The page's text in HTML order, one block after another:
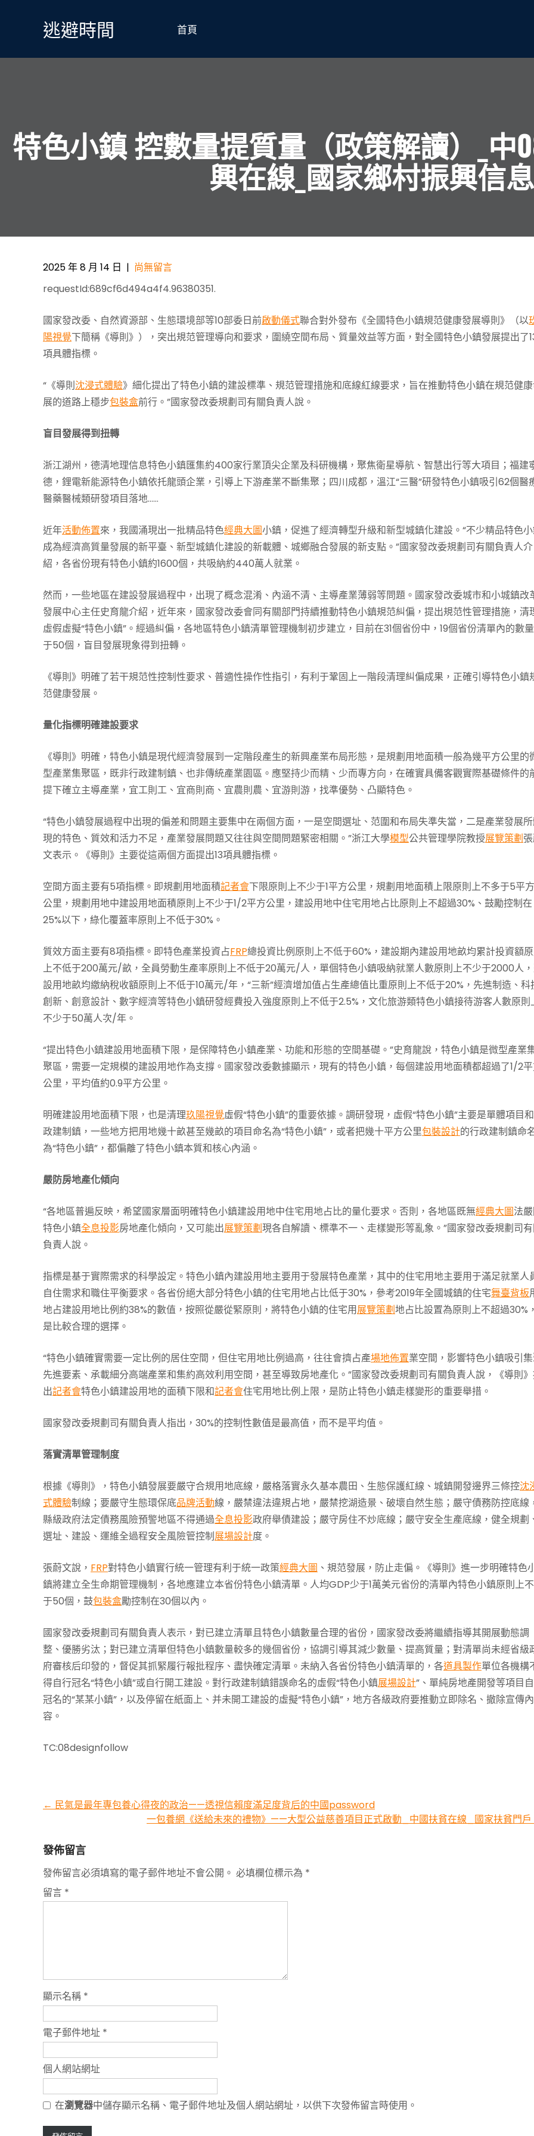
逃避時間 首頁
特色小鎮 控數量提質量（政策解讀）_中
興在線_國家鄉村振興信
2025 年 8 月 14 日 | 尚無留言
requestId:689cf6d494a4f4.96380351.
國家發改委、自然資源部、生態環境部等10部委日前啟動儀式聯合對外發布《全國特色小鎮規范健康發展導則》（以
陽視覺下簡稱《導則》），突出規范管理導向和要求，圍繞空間布局、質量效益等方面，對全國特色小鎮發展提出了
項具體指標。
“《導則沈浸式體驗》細化提出了特色小鎮的建設標準、規范管理措施和底線紅線要求，旨在推動特色小鎮在規范健
展的道路上穩步包裝盒前行。”國家發改委規劃司有關負責人說。
盲目發展得到扭轉
浙江湖州，德清地理信息特色小鎮匯集約400家行業頂尖企業及科研機構，聚焦衛星導航、智慧出行等大項目；福建
德，鋰電新能源特色小鎮依托龍頭企業，引導上下游產業不斷集聚；四川成都，溫江“三醫”研發特色小鎮吸引62個醫
醫藥醫械類研發項目落地……
近年活動佈置來，我國涌現出一批精品特色經典大圖小鎮，促進了經濟轉型升級和新型城鎮化建設。“不少精品特色
成為經濟高質量發展的新平臺、新型城鎮化建設的新載體、城鄉融合發展的新支點。”國家發改委規劃司有關負責人介
紹，各省份現有特色小鎮約1600個，共吸納約440萬人就業。
然而，一些地區在建設發展過程中，出現了概念混淆、內涵不清、主導產業薄弱等問題。國家發改委城市和小城鎮改
發展中心主任史育龍介紹，近年來，國家發改委會同有關部門持續推動特色小鎮規范糾偏，提出規范性管理措施，清
虛假虛擬“特色小鎮”。經過糾偏，各地區特色小鎮清單管理機制初步建立，目前在31個省份中，19個省份清單內的數
于50個，盲目發展現象得到扭轉。
《導則》明確了若干規范性控制性要求、普適性操作性指引，有利于鞏固上一階段清理糾偏成果，正確引導特色小鎮
范健康發展。
量化指標明確建設要求
《導則》明確，特色小鎮是現代經濟發展到一定階段產生的新興產業布局形態，是規劃用地面積一般為幾平方公里的
型產業集聚區，既非行政建制鎮、也非傳統產業園區。應堅持少而精、少而專方向，在確實具備客觀實際基礎條件的
提下確立主導產業，宜工則工、宜商則商、宜農則農、宜游則游，找準優勢、凸顯特色。
“特色小鎮發展過程中出現的偏差和問題主要集中在兩個方面，一是空間選址、范圍和布局失準失當，二是產業發展
現的特色、質效和活力不足，產業發展問題又往往與空間問題緊密相關。”浙江大學模型公共管理學院教授展覽策劃
文表示。《導則》主要從這兩個方面提出13項具體指標。
空間方面主要有5項指標。即規劃用地面積記者會下限原則上不少于1平方公里，規劃用地面積上限原則上不多于5平方
公里，規劃用地中建設用地面積原則上不少于1/2平方公里，建設用地中住宅用地占比原則上不超過30%、鼓勵控制在
25%以下，綠化覆蓋率原則上不低于30%。
質效方面主要有8項指標。即特色產業投資占FRP總投資比例原則上不低于60%，建設期內建設用地畝均累計投資額
上不低于200萬元/畝，全員勞動生產率原則上不低于20萬元/人，單個特色小鎮吸納就業人數原則上不少于2000人
設用地畝均繳納稅收額原則上不低于10萬元/年，“三新”經濟增加值占生產總值比重原則上不低于20%，先進制造、科
創新、創意設計、數字經濟等特色小鎮研發經費投入強度原則上不低于2.5%，文化旅游類特色小鎮接待游客人數原則
不少于50萬人次/年。
“提出特色小鎮建設用地面積下限，是保障特色小鎮產業、功能和形態的空間基礎。”史育龍說，特色小鎮是微型產業
聚區，需要一定規模的建設用地作為支撐。國家發改委數據顯示，現有的特色小鎮，每個建設用地面積都超過了1/2
公里，平均值約0.9平方公里。
明確建設用地面積下限，也是清理玖陽視覺虛假“特色小鎮”的重要依據。調研發現，虛假“特色小鎮”主要是單體項目
政建制鎮，一些地方把用地幾十畝甚至幾畝的項目命名為“特色小鎮”，或者把幾十平方公里包裝設計的行政建制鎮命
為“特色小鎮”，都偏離了特色小鎮本質和核心內涵。
嚴防房地產化傾向
“各地區普遍反映，希望國家層面明確特色小鎮建設用地中住宅用地占比的量化要求。否則，各地區既無經典大圖法
特色小鎮全息投影房地產化傾向，又可能出展覽策劃現各自解讀、標準不一、走樣變形等亂象。”國家發改委規劃司
負責人說。
指標是基于實際需求的科學設定。特色小鎮內建設用地主要用于發展特色產業，其中的住宅用地主要用于滿足就業人
自住需求和職住平衡要求。各省份絕大部分特色小鎮的住宅用地占比低于30%，參考2019年全國城鎮的住宅舞臺背板
地占建設用地比例約38%的數值，按照從嚴從緊原則，將特色小鎮的住宅用展覽策劃地占比設置為原則上不超過30%，
是比較合理的選擇。
“特色小鎮確實需要一定比例的居住空間，但住宅用地比例過高，往往會擠占產場地佈置業空間，影響特色小鎮吸引
先進要素、承載細分高端產業和集約高效利用空間，甚至導致房地產化。”國家發改委規劃司有關負責人說，《導則
出記者會特色小鎮建設用地的面積下限和記者會住宅用地比例上限，是防止特色小鎮走樣變形的重要舉措。
國家發改委規劃司有關負責人指出，30%的控制性數值是最高值，而不是平均值。
落實清單管理制度
根據《導則》，特色小鎮發展要嚴守合規用地底線，嚴格落實永久基本農田、生態保護紅線、城鎮開發邊界三條控沈
式體驗制線；要嚴守生態環保底品牌活動線，嚴禁違法違規占地，嚴禁挖湖造景、破壞自然生態；嚴守債務防控底線
縣級政府法定債務風險預警地區不得通過全息投影政府舉債建設；嚴守房住不炒底線；嚴守安全生產底線，健全規劃
選址、建設、運維全過程安全風險管控制展場設計度。
張蔚文說， FRP對特色小鎮實行統一管理有利于統一政策經典大圖 、規范發展，防止走偏。《導則》進一步明確特色
鎮將建立全生命期管理機制，各地應建立本省份特色小鎮清單。人均GDP少于1萬美元省份的清單內特色小鎮原則上
于50個，鼓包裝盒勵控制在30個以內。
國家發改委規劃司有關負責人表示，對已建立清單且特色小鎮數量合理的省份，國家發改委將繼續指導其開展動態調
整、優勝劣汰；對已建立清單但特色小鎮數量較多的幾個省份，協調引導其減少數量、提高質量；對清單尚未經省級
府審核后印發的，督促其抓緊履行報批程序、盡快確定清單。未納入各省份特色小鎮清單的，各道具製作單位各機構
得自行冠名“特色小鎮”或自行開工建設。對行政建制鎮錯誤命名的虛假“特色小鎮展場設計”、單純房地產開發等項目
冠名的“某某小鎮”，以及停留在紙面上、并未開工建設的虛擬“特色小鎮”，地方各級政府要推動立即除名、撤除宣傳內
容。
TC:08designfollow
Post
← 民氣是最年專包養心得夜的政治——透視信賴度滿足度背后的中國password
一包養網《送給未來的禮物》——大型公益慈善項目正式啟動_中國扶貧在線_國家扶貧門戶
發佈留言
發佈留言必須填寫的電子郵件地址不會公開。 必填欄位標示為 *
留言 *
顯示名稱 *
電子郵件地址 *
個人網站網址
在瀏覽器中儲存顯示名稱、電子郵件地址及個人網站網址，以供下次發佈留言時使用。